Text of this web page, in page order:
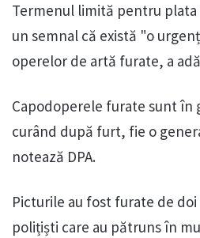
Termenul limită pentru
un semnal că există "o
operelor de artă furate, a
Capodoperele furate sunt în
curând după furt, fie o
notează DPA.
Picturile au fost furate de
polițiști care au pătruns în